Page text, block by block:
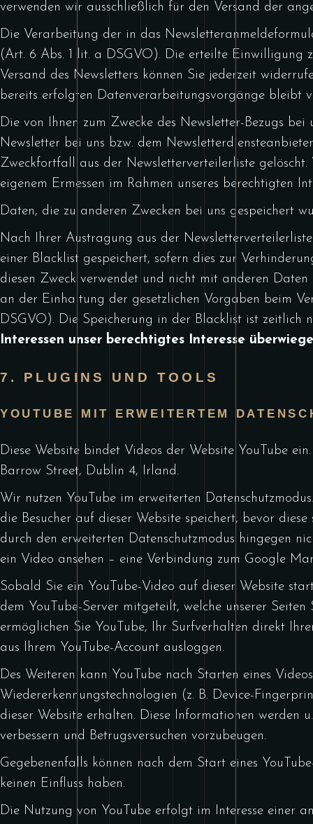
verwenden wir ausschließlich für den Versand der
Die Verarbeitung der in das
(Art. 6 Abs. 1 lit. a DSGVO). Die erteilte Einwilligung
Versand des Newsletters können Sie jederzeit
bereits erfolgten Datenverarbeitungsvorgänge bleibt
Die von Ihnen zum Zwecke des Newsletter-Bezugs
Newsletter bei uns bzw. dem
Zweckfortfall aus der Newsletterverteilerliste
eigenem Ermessen im Rahmen unseres berechtigten
Daten, die zu anderen Zwecken bei uns gespeichert
Nach Ihrer Austragung aus der
einer Blacklist gespeichert, sofern dies zur
diesen Zweck verwendet und nicht mit anderen Daten
an der Einhaltung der gesetzlichen Vorgaben beim
DSGVO). Die Speicherung in der Blacklist ist zeitlich
Interessen unser berechtigtes Interesse
7. PLUGINS UND TOOLS
YOUTUBE MIT ERWEITERTEM
Diese Website bindet Videos der Website YouTube
Barrow Street, Dublin 4, Irland.
Wir nutzen YouTube im erweiterten
die Besucher auf dieser Website speichert, bevor
durch den erweiterten Datenschutzmodus hingegen
ein Video ansehen – eine Verbindung zum Google
Sobald Sie ein YouTube-Video auf dieser Website
dem YouTube-Server mitgeteilt, welche unserer
ermöglichen Sie YouTube, Ihr Surfverhalten direkt
aus Ihrem YouTube-Account ausloggen.
Des Weiteren kann YouTube nach Starten eines
Wiedererkennungstechnologien (z. B. Device-
dieser Website erhalten. Diese Informationen werden
verbessern und Betrugsversuchen vorzubeugen.
Gegebenenfalls können nach dem Start eines
keinen Einfluss haben.
Die Nutzung von YouTube erfolgt im Interesse einer